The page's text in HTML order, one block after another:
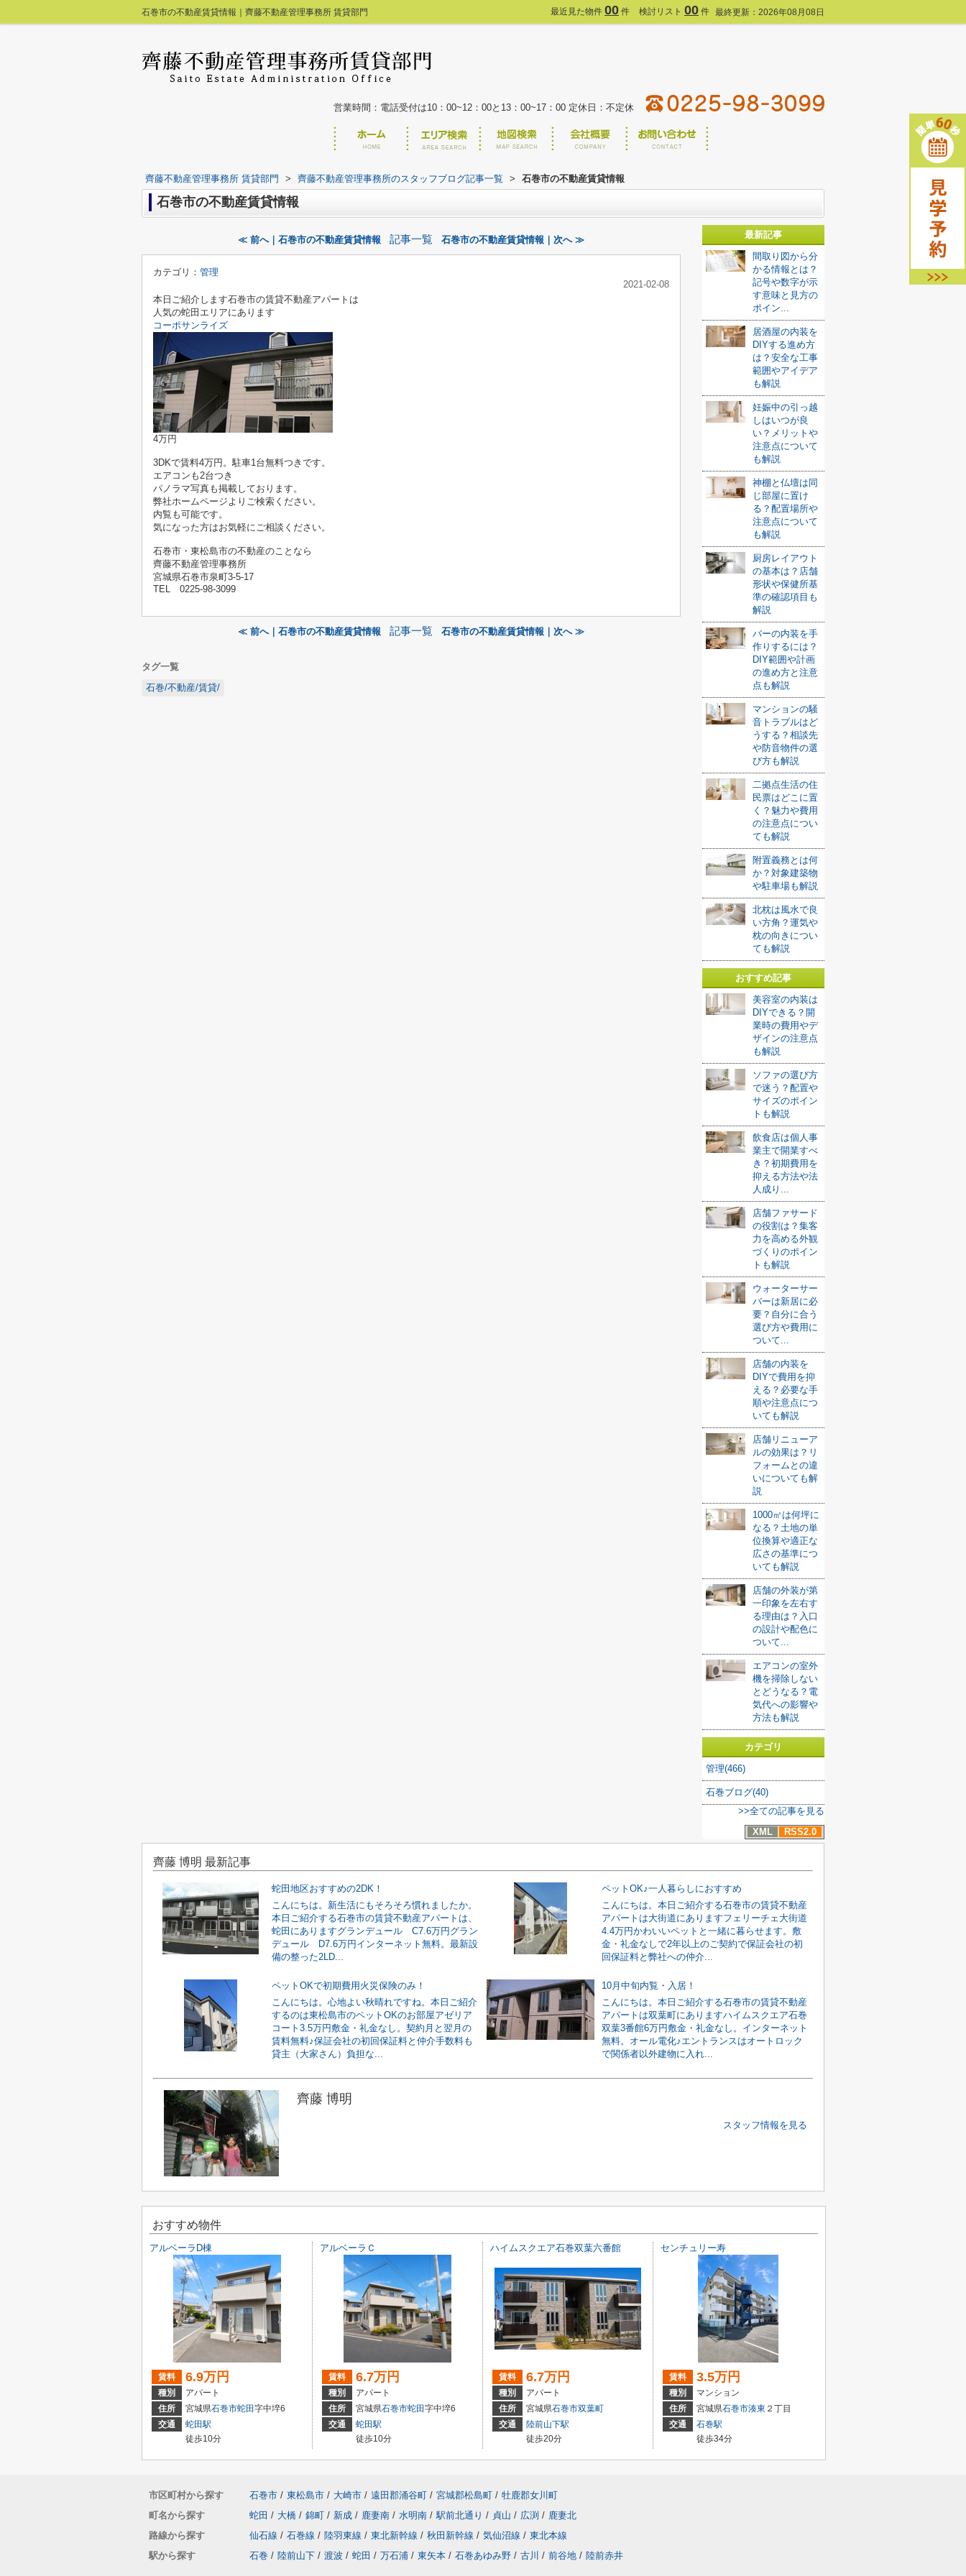
石巻市の不動産賃貸情報｜齊藤不動産管理事務所 賃貸部門 最近見た物件 00 件 検討リスト 00 件 最終更新：2026年08月08日
営業時間：電話受付は10：00~12：00と13：00~17：00 定休日：不定休
齊藤不動産管理事務所 賃貸部門 > 齊藤不動産管理事務所のスタッフブログ記事一覧 > 石巻市の不動産賃貸情報
石巻市の不動産賃貸情報
≪ 前へ｜石巻市の不動産賃貸情報 記事一覧 石巻市の不動産賃貸情報｜次へ ≫
カテゴリ： 管理
2021-02-08
本日ご紹介します石巻市の賃貸不動産アパートは
人気の蛇田エリアにあります
コーポサンライズ
4万円
3DKで賃料4万円。駐車1台無料つきです。
エアコンも2台つき
パノラマ写真も掲載しております。
弊社ホームページよりご検索ください。
内覧も可能です。
気になった方はお気軽にご相談ください。
石巻市・東松島市の不動産のことなら
齊藤不動産管理事務所
宮城県石巻市泉町3-5-17
TEL 0225-98-3099
≪ 前へ｜石巻市の不動産賃貸情報 記事一覧 石巻市の不動産賃貸情報｜次へ ≫
タグ一覧
石巻/不動産/賃貸/
最新記事
間取り図から分
かる情報とは？
記号や数字が示
す意味と見方の
ポイン...
居酒屋の内装を
DIYする進め方
は？安全な工事
範囲やアイデア
も解説
妊娠中の引っ越
しはいつが良
い？メリットや
注意点について
も解説
神棚と仏壇は同
じ部屋に置け
る？配置場所や
注意点について
も解説
厨房レイアウト
の基本は？店舗
形状や保健所基
準の確認項目も
解説
バーの内装を手
作りするには？
DIY範囲や計画
の進め方と注意
点も解説
マンションの騒
音トラブルはど
うする？相談先
や防音物件の選
び方も解説
二拠点生活の住
民票はどこに置
く？魅力や費用
の注意点につい
ても解説
附置義務とは何
か？対象建築物
や駐車場も解説
北枕は風水で良
い方角？運気や
枕の向きについ
ても解説
おすすめ記事
美容室の内装は
DIYできる？開
業時の費用やデ
ザインの注意点
も解説
ソファの選び方
で迷う？配置や
サイズのポイン
トも解説
飲食店は個人事
業主で開業すべ
き？初期費用を
抑える方法や法
人成り...
店舗ファサード
の役割は？集客
力を高める外観
づくりのポイン
トも解説
ウォーターサー
バーは新居に必
要？自分に合う
選び方や費用に
ついて...
店舗の内装を
DIYで費用を抑
える？必要な手
順や注意点につ
いても解説
店舗リニューア
ルの効果は？リ
フォームとの違
いについても解
説
1000㎡は何坪に
なる？土地の単
位換算や適正な
広さの基準につ
いても解説
店舗の外装が第
一印象を左右す
る理由は？入口
の設計や配色に
ついて...
エアコンの室外
機を掃除しない
とどうなる？電
気代への影響や
方法も解説
カテゴリ
管理(466)
石巻ブログ(40)
>>全ての記事を見る
XML
RSS2.0
齊藤 博明 最新記事
蛇田地区おすすめの2DK！
こんにちは。新生活にもそろそろ慣れましたか。
本日ご紹介する石巻市の賃貸不動産アパートは、
蛇田にありますグランデュール C7.6万円グラン
デュール D7.6万円インターネット無料。最新設
備の整った2LD...
ペットOK♪一人暮らしにおすすめ
こんにちは。本日ご紹介する石巻市の賃貸不動産
アパートは大街道にありますフェリーチェ大街道
4.4万円かわいいペットと一緒に暮らせます。敷
金・礼金なしで2年以上のご契約で保証会社の初
回保証料と弊社への仲介...
ペットOKで初期費用火災保険のみ！
こんにちは。心地よい秋晴れですね。本日ご紹介
するのは東松島市のペットOKのお部屋アゼリア
コート3.5万円敷金・礼金なし。契約月と翌月の
賃料無料♪保証会社の初回保証料と仲介手数料も
貸主（大家さん）負担な...
10月中旬内覧・入居！
こんにちは。本日ご紹介する石巻市の賃貸不動産
アパートは双葉町にありますハイムスクエア石巻
双葉3番館6万円敷金・礼金なし。インターネット
無料。オール電化♪エントランスはオートロック
で関係者以外建物に入れ...
齊藤 博明
スタッフ情報を見る
おすすめ物件
アルベーラD棟
賃料 6.9万円
種別
アパート
住所
宮城県石巻市蛇田字中埣6
交通
蛇田駅
徒歩10分
アルベーラＣ
賃料 6.7万円
種別
アパート
住所
宮城県石巻市蛇田字中埣6
交通
蛇田駅
徒歩10分
ハイムスクエア石巻双葉六番館
賃料 6.7万円
種別
アパート
住所
宮城県石巻市双葉町
交通
陸前山下駅
徒歩20分
センチュリー寿
賃料 3.5万円
種別
マンション
住所
宮城県石巻市湊東 ２丁目
交通
石巻駅
徒歩34分
市区町村から探す 石巻市 / 東松島市 / 大崎市 / 遠田郡涌谷町 / 宮城郡松島町 / 牡鹿郡女川町
町名から探す
蛇田 / 大橋 / 錦町 / 新成 / 鹿妻南 / 水明南 / 駅前北通り / 貞山 / 広渕 / 鹿妻北
路線から探す
仙石線 / 石巻線 / 陸羽東線 / 東北新幹線 / 秋田新幹線 / 気仙沼線 / 東北本線
駅から探す
石巻 / 陸前山下 / 渡波 / 蛇田 / 万石浦 / 東矢本 / 石巻あゆみ野 / 古川 / 前谷地 / 陸前赤井